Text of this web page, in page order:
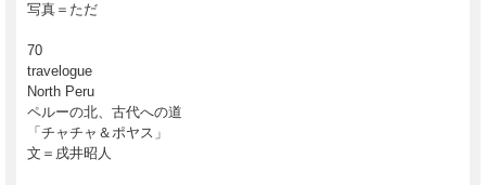
写真＝ただ
70
travelogue
North Peru
ペルーの北、古代への道
「チャチャ＆ポヤス」
文＝戌井昭人